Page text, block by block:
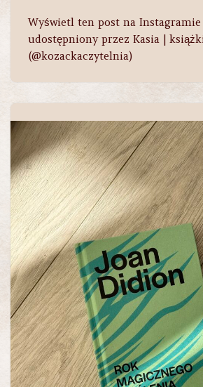
Wyświetl ten post na Instagramie
udostępniony przez Kasia |
(@kozackaczytelnia)